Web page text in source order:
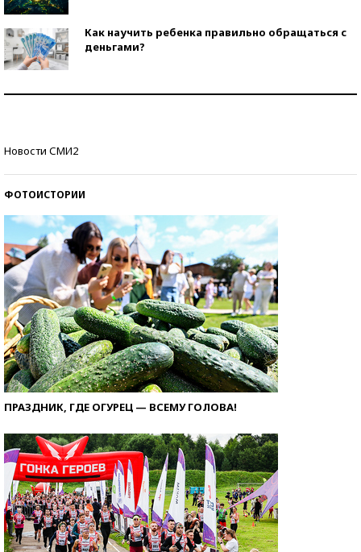
Как научить ребенка правильно обращаться с
деньгами?
Новости СМИ2
ФОТОИСТОРИИ
ПРАЗДНИК, ГДЕ ОГУРЕЦ — ВСЕМУ ГОЛОВА!